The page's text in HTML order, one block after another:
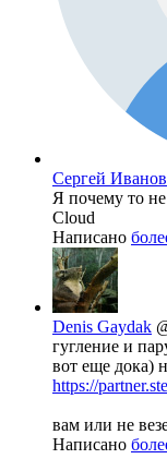
Сергей Иванов
Я почему то
Cloud
Написано
Denis Gaydak
гугление и
вот еще дока)
https://
вам или не
Написано